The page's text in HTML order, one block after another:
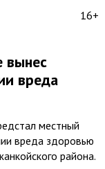
16+
вынес
вреда
местный
вреда здоровью
района.